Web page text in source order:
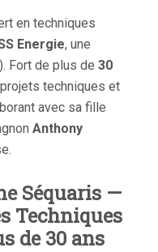
en techniques
Energie, une
Fort de plus de 30
techniques et
avec sa fille
Anthony
Séquaris —
Techniques
de 30 ans